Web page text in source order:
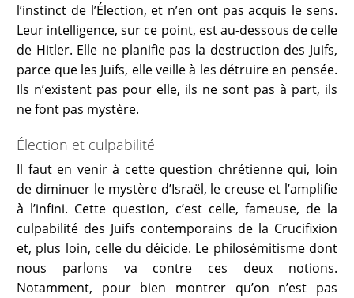
l’instinct de l’Élection, et n’en ont pas acquis le sens.
Leur intelligence, sur ce point, est au-dessous de celle
de Hitler. Elle ne planifie pas la destruction des Juifs,
parce que les Juifs, elle veille à les détruire en pensée.
Ils n’existent pas pour elle, ils ne sont pas à part, ils
ne font pas mystère.
Élection et culpabilité
Il faut en venir à cette question chrétienne qui, loin
de diminuer le mystère d’Israël, le creuse et l’amplifie
à l’infini. Cette question, c’est celle, fameuse, de la
culpabilité des Juifs contemporains de la Crucifixion
et, plus loin, celle du déicide. Le philosémitisme dont
nous parlons va contre ces deux notions.
Notamment, pour bien montrer qu’on n’est pas